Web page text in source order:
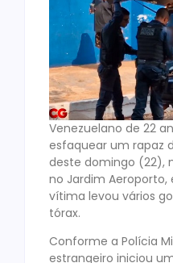
Venezuelano de 22
esfaquear um rapaz
deste domingo (22),
no Jardim Aeroporto,
vítima levou vários
tórax.
Conforme a Polícia
estrangeiro iniciou